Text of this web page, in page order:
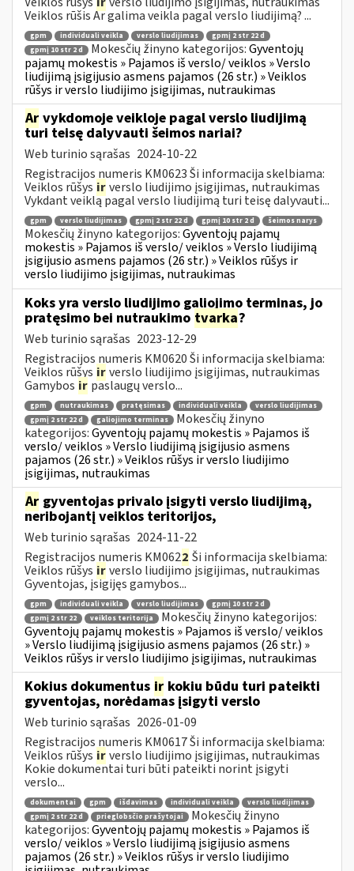
Veiklos rūšis Ar galima veikla pagal verslo liudijimą? ...
gpm individuali veikla verslo liudijimas
gpmį 2 str 22 d
gpmį 10 str 2 d
Mokesčių žinyno kategorijos:Gyventojų
pajamų mokestis » Pajamos iš verslo/ veiklos » Verslo
liudijimą įsigijusio asmens pajamos (26 str.) » Veiklos
rūšys ir verslo liudijimo įsigijimas, nutraukimas
Ar vykdomoje veikloje pagal verslo liudijimą
turi teisę dalyvauti šeimos nariai?
Web turinio sąrašas 2024-10-22
Registracijos numeris KM0623 Ši informacija skelbiama:
Veiklos rūšys irverslo liudijimo įsigijimas, nutraukimas
Vykdant veiklą pagal verslo liudijimą turi teisę dalyvauti...
gpm verslo liudijimas gpmį 2 str 22 d gpmį 10 str 2 d šeimos narys
Mokesčių žinyno kategorijos:Gyventojų pajamų
mokestis » Pajamos iš verslo/ veiklos » Verslo liudijimą
įsigijusio asmens pajamos (26 str.) » Veiklos rūšys ir
verslo liudijimo įsigijimas, nutraukimas
Koks yra verslo liudijimo galiojimo terminas, jo
pratęsimo bei nutraukimo tvarka?
Web turinio sąrašas 2023-12-29
Registracijos numeris KM0620 Ši informacija skelbiama:
Veiklos rūšys irverslo liudijimo įsigijimas, nutraukimas
Gamybos ir paslaugų verslo...
gpm nutraukimas pratęsimas individuali veikla
verslo liudijimas
gpmį 2 str 22 d
galiojimo terminas
Mokesčių žinyno
kategorijos:Gyventojų pajamų mokestis » Pajamos iš
verslo/ veiklos » Verslo liudijimą įsigijusio asmens
pajamos (26 str.) » Veiklos rūšys ir verslo liudijimo
įsigijimas, nutraukimas
Ar gyventojas privalo įsigyti verslo liudijimą,
neribojantį veiklos teritorijos,
Web turinio sąrašas 2024-11-22
Registracijos numeris KM0622 Ši informacija skelbiama:
Veiklos rūšys irverslo liudijimo įsigijimas, nutraukimas
Gyventojas, įsigijęs gamybos...
gpm individuali veikla verslo liudijimas
gpmį 10 str 2 d
gpmį 2 str 22
veiklos teritorija
Mokesčių žinyno kategorijos:
Gyventojų pajamų mokestis » Pajamos iš verslo/ veiklos
» Verslo liudijimą įsigijusio asmens pajamos (26 str.) »
Veiklos rūšys ir verslo liudijimo įsigijimas, nutraukimas
Kokius dokumentus ir kokiu būdu turi pateikti
gyventojas, norėdamas įsigyti verslo
Web turinio sąrašas 2026-01-09
Registracijos numeris KM0617 Ši informacija skelbiama:
Veiklos rūšys irverslo liudijimo įsigijimas, nutraukimas
Kokie dokumentai turi būti pateikti norint įsigyti
verslo...
dokumentai gpm išdavimas individuali veikla
verslo liudijimas
gpmį 2 str 22 d
prieglobsčio prašytojai
Mokesčių žinyno
kategorijos:Gyventojų pajamų mokestis » Pajamos iš
verslo/ veiklos » Verslo liudijimą įsigijusio asmens
pajamos (26 str.) » Veiklos rūšys ir verslo liudijimo